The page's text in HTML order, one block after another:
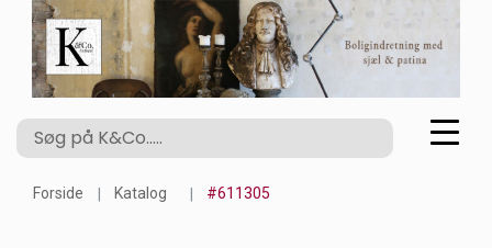
Forside Katalog #611305